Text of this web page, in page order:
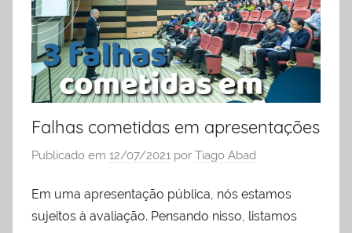
liderança
Falhas cometidas em apresentações
Publicado em 12/07/2021 por Tiago Abad
Em uma apresentação pública, nós estamos
sujeitos à avaliação. Pensando nisso, listamos